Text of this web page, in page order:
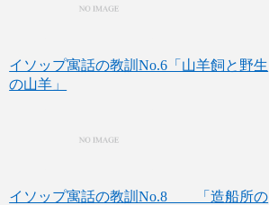
イソップ寓話の教訓No.6「山羊飼と野生
の山羊」
イソップ寓話の教訓No.8 「造船所の